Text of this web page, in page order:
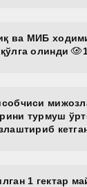
ва МИБ
олинди
турмуш
1 гектар